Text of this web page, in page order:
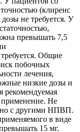
(клиренс
не требуется. У
превышать 7,5
Общие
побочных
лечения,
низкие дозы и
рекомендуемая
применение. Не
с другими НПВП.
в виде
15 мг.